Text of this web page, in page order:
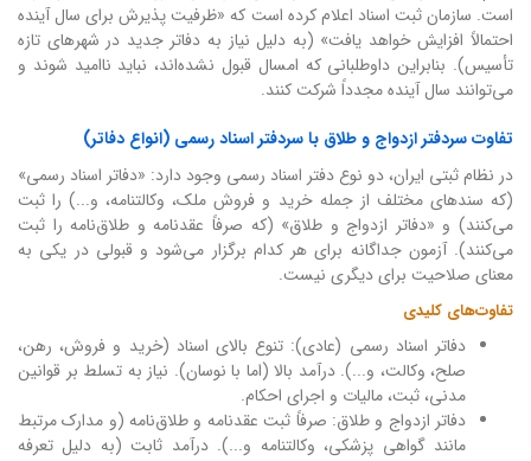
است. سازمان ثبت اسناد اعلام کرده است که «ظرفیت پذیرش برای سال آینده
احتمالاً افزایش خواهد یافت» (به دلیل نیاز به دفاتر جدید در شهرهای تازه
تأسیس). بنابراین داوطلبانی که امسال قبول نشده‌اند، نباید ناامید شوند و
می‌توانند سال آینده مجدداً شرکت کنند.
تفاوت سردفتر ازدواج و طلاق با سردفتر اسناد رسمی (انواع دفاتر)
در نظام ثبتی ایران، دو نوع دفتر اسناد رسمی وجود دارد: «دفاتر اسناد رسمی»
(که سندهای مختلف از جمله خرید و فروش ملک، وکالتنامه، و...) را ثبت
می‌کنند) و «دفاتر ازدواج و طلاق» (که صرفاً عقدنامه و طلاق‌نامه را ثبت
می‌کنند). آزمون جداگانه برای هر کدام برگزار می‌شود و قبولی در یکی به
معنای صلاحیت برای دیگری نیست.
تفاوت‌های کلیدی
دفاتر اسناد رسمی (عادی): تنوع بالای اسناد (خرید و فروش، رهن،
صلح، وکالت، و...). درآمد بالا (اما با نوسان). نیاز به تسلط بر قوانین
مدنی، ثبت، مالیات و اجرای احکام.
دفاتر ازدواج و طلاق: صرفاً ثبت عقدنامه و طلاق‌نامه (و مدارک مرتبط
مانند گواهی پزشکی، وکالتنامه و...). درآمد ثابت (به دلیل تعرفه